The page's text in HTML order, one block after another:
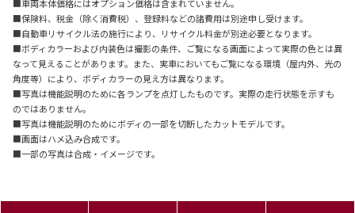
■車両本体価格にはオプション価格は含まれていません。
■保険料、税金（除く消費税）、登録料などの諸費用は別途申し受けます。
■自動車リサイクル法の施行により、リサイクル料金が別途必要となります。
■ボディカラーおよび内装色は撮影の条件、ご覧になる画面によって実際の色とは異
なって見えることがあります。また、実車においてもご覧になる環境（屋内外、光の
角度等）により、ボディカラーの見え方は異なります。
■写真は機能説明のために各ランプを点灯したものです。実際の走行状態を示すも
のではありません。
■写真は機能説明のためにボディの一部を切断したカットモデルです。
■画面はハメ込み合成です。
■一部の写真は合成・イメージです。